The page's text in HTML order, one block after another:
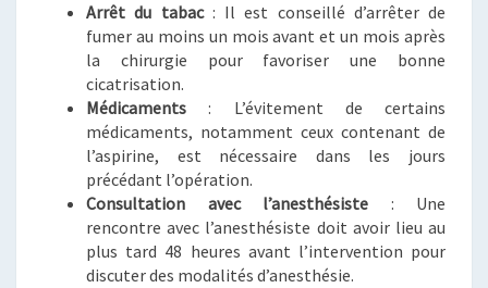
Arrêt du tabac: Il est conseillé d’arrêter de
fumer au moins un mois avant et un mois après
la chirurgie pour favoriser une bonne
cicatrisation.
Médicaments : L’évitement de certains
médicaments, notamment ceux contenant de
l’aspirine, est nécessaire dans les jours
précédant l’opération.
Consultation avec l’anesthésiste : Une
rencontre avec l’anesthésiste doit avoir lieu au
plus tard 48 heures avant l’intervention pour
discuter des modalités d’anesthésie.